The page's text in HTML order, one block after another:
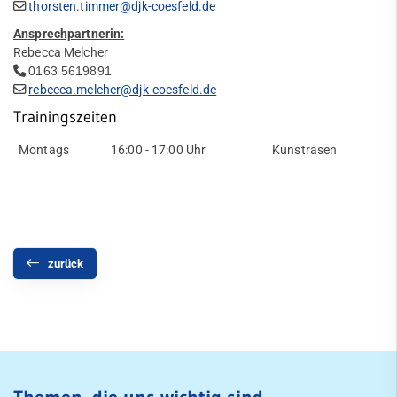
thorsten.timmer@djk-coesfeld.de
Ansprechpartnerin:
Rebecca Melcher
0163 5619891
rebecca.melcher@djk-coesfeld.de
Trainingszeiten
Montags 16:00 - 17:00 Uhr Kunstrasen
zurück
Jugendkonzept
Satzung der Fußballabteilung
Trainingszeiten
Mannschaften
Walking Football
Satzung
FAQ